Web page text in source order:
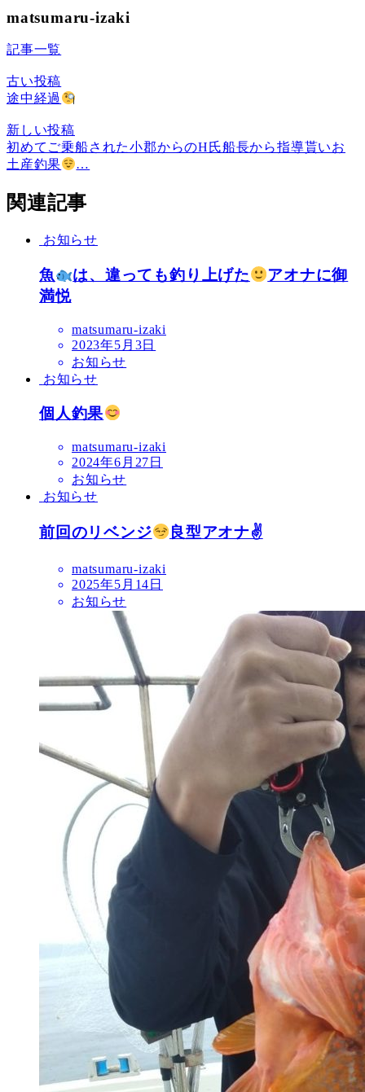
matsumaru-izaki
記事一覧
古い投稿
途中経過
新しい投稿
初めてご乗船された小郡からのH氏船長から指導貰いお
土産釣果
…
関連記事
お知らせ
魚 は、違っても釣り上げた
アオナに御
満悦
matsumaru-izaki
2023年5月3日
お知らせ
お知らせ
個人釣果
matsumaru-izaki
2024年6月27日
お知らせ
お知らせ
前回のリベンジ 良型アオナ✌
matsumaru-izaki
2025年5月14日
お知らせ